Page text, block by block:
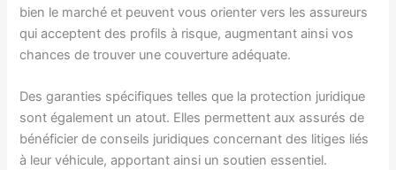
bien le marché et peuvent vous orienter vers les assureurs
qui acceptent des profils à risque, augmentant ainsi vos
chances de trouver une couverture adéquate.
Des garanties spécifiques telles que la protection juridique
sont également un atout. Elles permettent aux assurés de
bénéficier de conseils juridiques concernant des litiges liés
à leur véhicule, apportant ainsi un soutien essentiel.